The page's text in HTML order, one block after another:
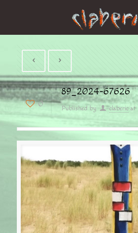
0
89_2024-67626
Published by claberic at